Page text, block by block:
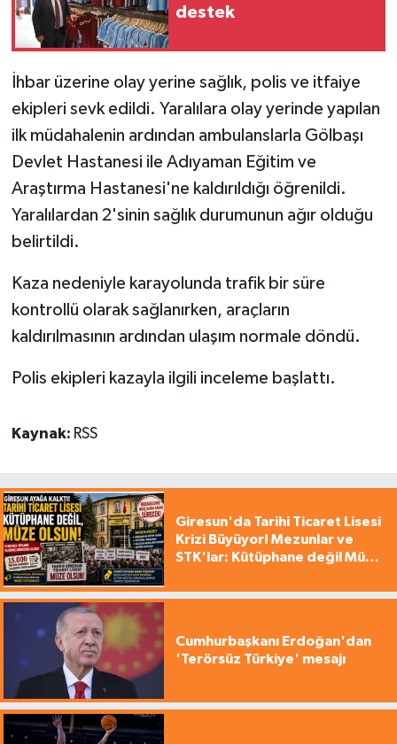
destek
İhbar üzerine olay yerine sağlık, polis ve itfaiye
ekipleri sevk edildi. Yaralılara olay yerinde yapılan
ilk müdahalenin ardından ambulanslarla Gölbaşı
Devlet Hastanesi ile Adıyaman Eğitim ve
Araştırma Hastanesi'ne kaldırıldığı öğrenildi.
Yaralılardan 2'sinin sağlık durumunun ağır olduğu
belirtildi.
Kaza nedeniyle karayolunda trafik bir süre
kontrollü olarak sağlanırken, araçların
kaldırılmasının ardından ulaşım normale döndü.
Polis ekipleri kazayla ilgili inceleme başlattı.
Kaynak: RSS
Giresun'da Tarihi Ticaret Lisesi
Krizi Büyüyor! Mezunlar ve
STK'lar: Kütüphane değil Müze
Cumhurbaşkanı Erdoğan'dan
'Terörsüz Türkiye' mesajı